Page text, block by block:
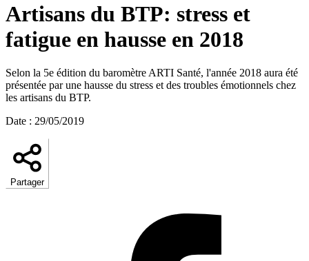
Artisans du BTP: stress et
fatigue en hausse en 2018
Selon la 5e édition du baromètre ARTI Santé, l'année 2018 aura été
présentée par une hausse du stress et des troubles émotionnels chez
les artisans du BTP.
Date : 29/05/2019
Partager